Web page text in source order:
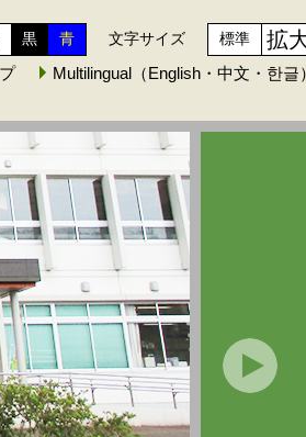
黒 青 文字サイズ 標準 拡
Multilingual（English・中文・한글）